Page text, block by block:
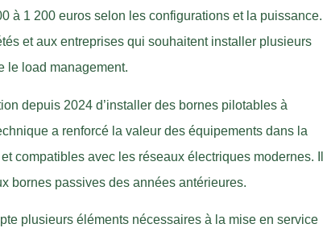
à 1 200 euros selon les configurations et la puissance.
et aux entreprises qui souhaitent installer plusieurs
le load management.
depuis 2024 d’installer des bornes pilotables à
a renforcé la valeur des équipements dans la
compatibles avec les réseaux électriques modernes. Il
bornes passives des années antérieures.
plusieurs éléments nécessaires à la mise en service